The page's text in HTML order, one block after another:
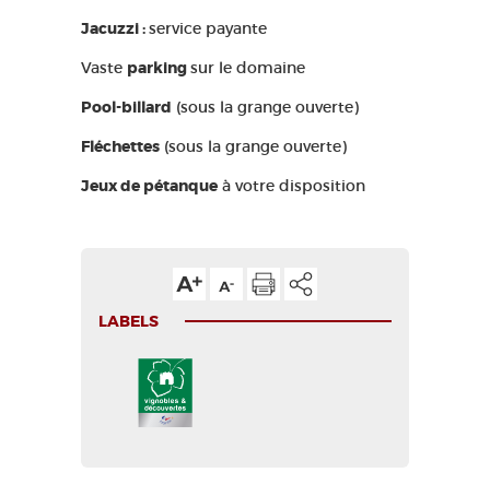
Jacuzzi :service payante
Vaste parkingsur le domaine
Pool-billard (sous la grange ouverte)
Fléchettes (sous la grange ouverte)
Jeux de pétanque à votre disposition
LABELS